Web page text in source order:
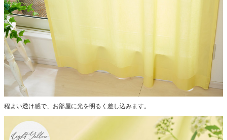
程よい透け感で、お部屋に光を明るく差し込みます。